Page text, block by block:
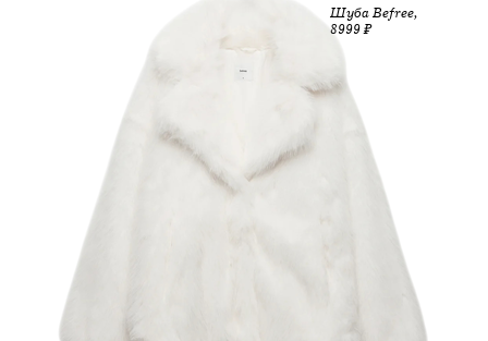
Шуба Befree,
8999 ₽